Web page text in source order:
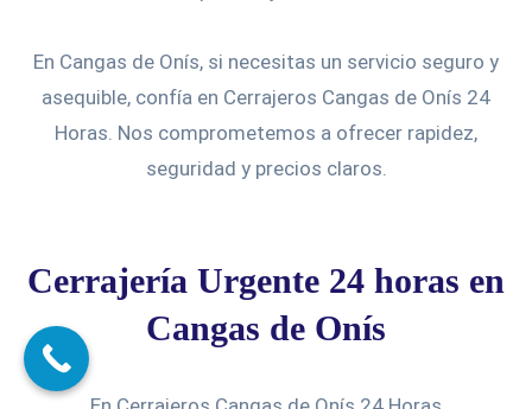
En Cangas de Onís, si necesitas un servicio seguro y
asequible, confía en Cerrajeros Cangas de Onís 24
Horas. Nos comprometemos a ofrecer rapidez,
seguridad y precios claros.
Cerrajería Urgente 24 horas en
Cangas de Onís